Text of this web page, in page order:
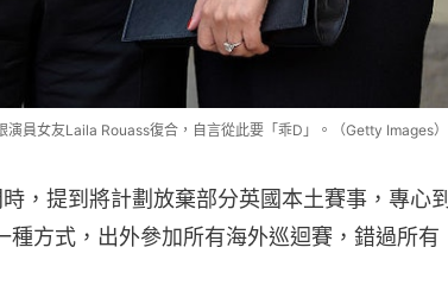
員女友Laila Rouass復合，自言從此要「乖D」。（Getty Images）
，提到將計劃放棄部分英國本土賽事，專心到
種方式，出外參加所有海外巡迴賽，錯過所有